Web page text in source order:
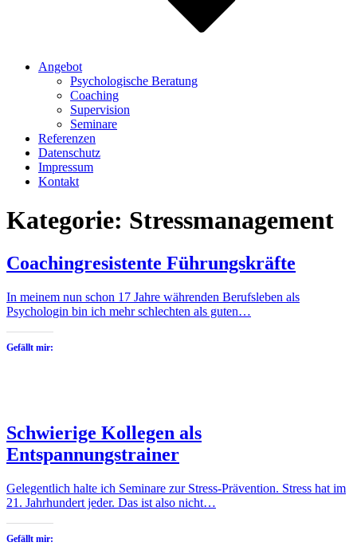
Angebot
Psychologische Beratung
Coaching
Supervision
Seminare
Referenzen
Datenschutz
Impressum
Kontakt
Kategorie: Stressmanagement
Coachingresistente Führungskräfte
In meinem nun schon 17 Jahre währenden Berufsleben als
Psychologin bin ich mehr schlechten als guten…
Gefällt mir:
Schwierige Kollegen als
Entspannungstrainer
Gelegentlich halte ich Seminare zur Stress-Prävention. Stress hat im
21. Jahrhundert jeder. Das ist also nicht…
Gefällt mir: